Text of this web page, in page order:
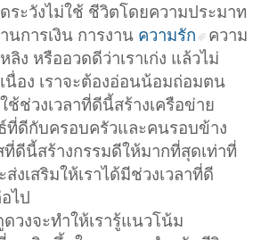
ระวังไม่ใช้ ชีวิตโดยความประมาท
การเงิน การงาน ความรัก
ความ
ลิง หรืออวดดีว่าเราเก่ง แล้วไม่
นื่อง เราจะต้องอ่อนน้อมถ่อมตน
ช้ช่วงเวลาที่ดีนี้สร้างเครือข่าย
ที่ดีกับครอบครัวและคนรอบข้าง
ที่ดีนี้สร้างกรรมดีให้มากที่สุดเท่าที่
งเสริมให้เราได้มีช่วงเวลาที่ดี
ไป
วงจะทำให้เรารู้แนวโน้ม